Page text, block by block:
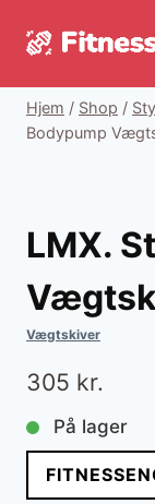
Hjem / Shop /
Bodypump
LMX.
Vægtskiver
305 kr.
På lager